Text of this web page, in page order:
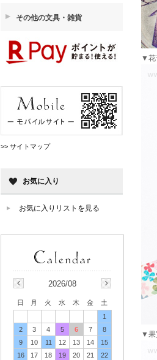
▼花
▼果
その他の文具・雑貨
>> サイトマップ
お気に入り
お気に入りリストを見る
2026/08
日 月 火 水 木 金
土
1
2
3 4 5 6 7
8
9
10 11 12 13 14
15
16
17 18 19 20 21
22